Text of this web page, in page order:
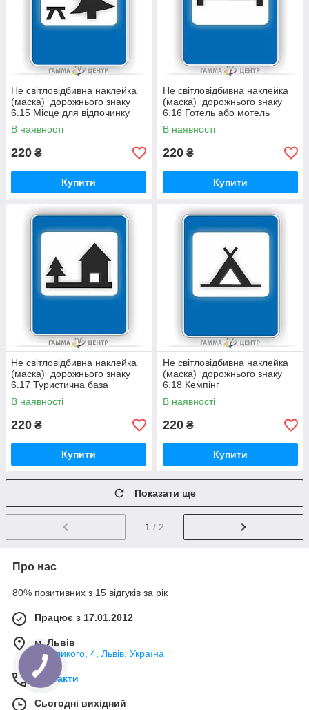
Не світловідбивна наклейка
(маска) дорожнього знаку
6.15 Місце для відпочинку
В наявності
220 ₴
Купити
Не світловідбивна наклейка
(маска) дорожнього знаку
6.16 Готель або мотель
В наявності
220 ₴
Купити
Не світловідбивна наклейка
(маска) дорожнього знаку
6.17 Туристична база
В наявності
220 ₴
Купити
Не світловідбивна наклейка
(маска) дорожнього знаку
6.18 Кемпінг
В наявності
220 ₴
Купити
Показати ще
1 / 2
Про нас
80% позитивних з 15 відгуків за рік
Працює з 17.01.2012
м. Львів
В.Великого, 4, Львів, Україна
Контакти
Сьогодні вихідний